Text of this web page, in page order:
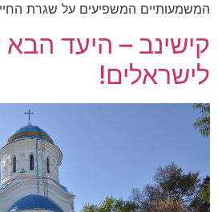
המשמעותיים המשפיעים על שגרת
קישינב – היעד
לישראלים!